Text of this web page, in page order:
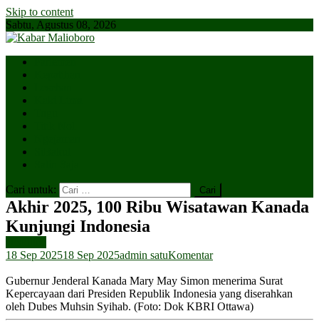
Skip to content
Sabtu, Agustus 08, 2026
Cari untuk:
Akhir 2025, 100 Ribu Wisatawan Kanada
Kunjungi Indonesia
18 Sep 202518 Sep 2025admin satuKomentar
Gubernur Jenderal Kanada Mary May Simon menerima Surat
Kepercayaan dari Presiden Republik Indonesia yang diserahkan
oleh Dubes Muhsin Syihab. (Foto: Dok KBRI Ottawa)